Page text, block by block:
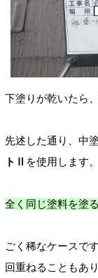
下塗りが乾いたら
先述した通り、中
トⅡ を使用します。
全く同じ塗料を塗
ごく稀なケースで
回重ねることもあり